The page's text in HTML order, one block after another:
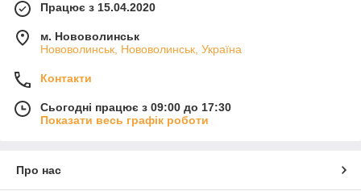
Працює з 15.04.2020
м. Нововолинськ
Нововолинськ, Нововолинськ, Україна
Контакти
Сьогодні працює з 09:00 до 17:30
Показати весь графік роботи
Про нас